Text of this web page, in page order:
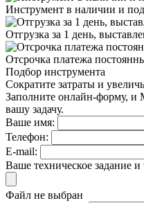
Инструмент в наличии и
Отгрузка за 1 день,
Отсрочка платежа
Подбор инструмента
Сократите затраты и
Заполните онлайн-форму, и
вашу задачу.
Ваше имя:
Телефон:
E-mail:
Ваше техническое задание и
Файл не выбран